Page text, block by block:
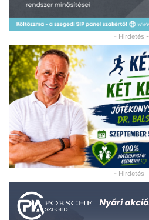
- Hirdetés -
- Hirdetés -